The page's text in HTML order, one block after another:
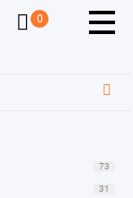
0
73
31